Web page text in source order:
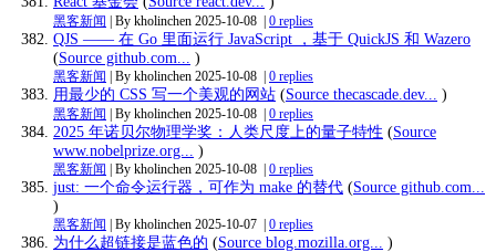
黑客新闻 | By kholinchen 2025-10-08 0 replies
QJS —— 在 Go 里面运行 JavaScript ，基于 QuickJS 和 Wazero
(Source github.com... )
黑客新闻 | By kholinchen 2025-10-08 0 replies
用最少的 CSS 写一个美观的网站 (Source thecascade.dev... )
黑客新闻 | By kholinchen 2025-10-08 0 replies
2025 年诺贝尔物理学奖：人类尺度上的量子特性 (Source
www.nobelprize.org... )
黑客新闻 | By kholinchen 2025-10-08 0 replies
just: 一个命令运行器，可作为 make 的替代 (Source github.com...
)
黑客新闻 | By kholinchen 2025-10-07 0 replies
为什么超链接是蓝色的 (Source blog.mozilla.org... )